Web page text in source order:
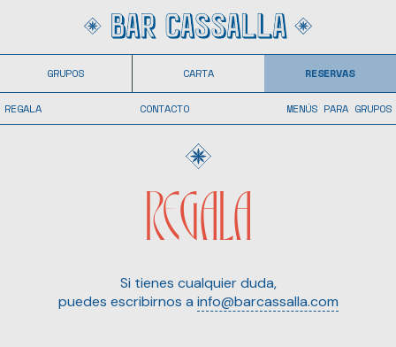
GRUPOS CARTA RESERVAS
REGALA CONTACTO MENÚS PARA GRUPOS
REGALA
Si tienes cualquier duda,
puedes escribirnos a info@barcassalla.com